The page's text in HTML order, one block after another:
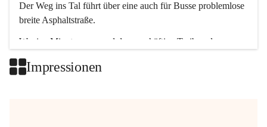
Der Weg ins Tal führt über eine auch für Busse problemlose
breite Asphaltstraße.
Wenige Minuten nur, und das geschäftige Treiben der
Impressionen